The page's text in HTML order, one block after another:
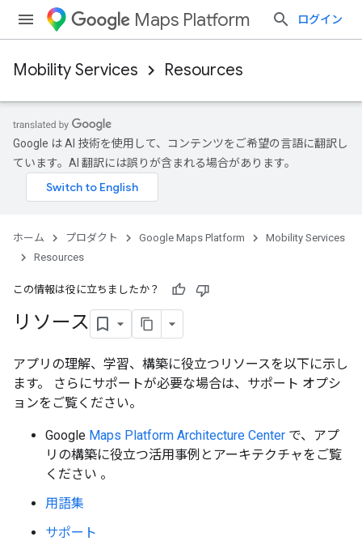
Maps Platform ログイン
Mobility Services Resources
Google は AI 技術を使用して、コンテンツをご希望の言語に翻訳し
ています。AI 翻訳には誤りが含まれる場合があります。
ホーム プロダクト Google Maps Platform
Mobility Services
Resources
この情報は役に立ちましたか？
リソース
アプリの理解、学習、構築に役立つリソースを以下に示し
ます。 さらにサポートが必要な場合は、サポート オプシ
ョンをご覧ください。
Google Maps Platform Architecture Center で、アプ
リの構築に役立つ活用事例とアーキテクチャをご覧
ください 。
用語集
サポート